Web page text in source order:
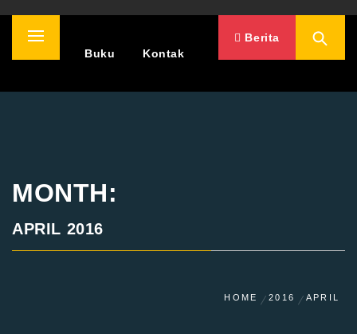
Primary
Buku Kontak
Berita
MONTH:
APRIL 2016
HOME 2016 APRIL